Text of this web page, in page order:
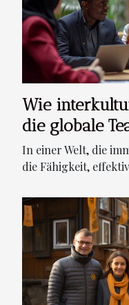
Wie
die globale
In einer Welt, die
die Fähigkeit,